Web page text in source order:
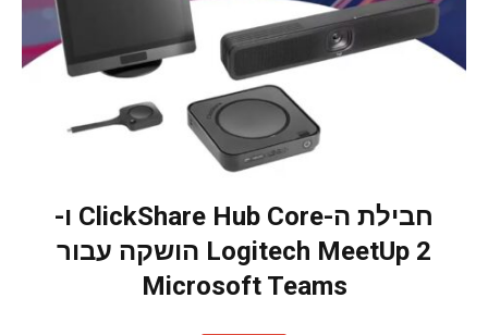
חבילת ה-ClickShare Hub Core ו-
Logitech MeetUp 2 הושקה עבור
Microsoft Teams